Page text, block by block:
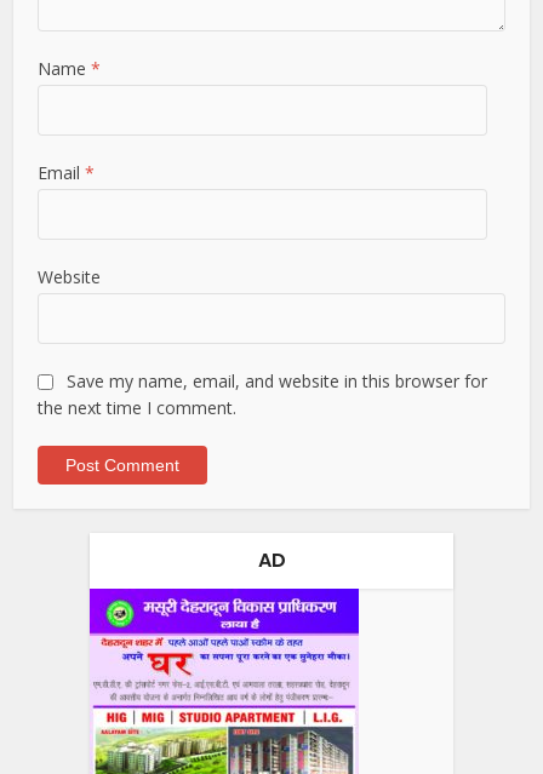
Name*
Email*
Website
Save my name, email, and website in this browser for
the next time I comment.
AD